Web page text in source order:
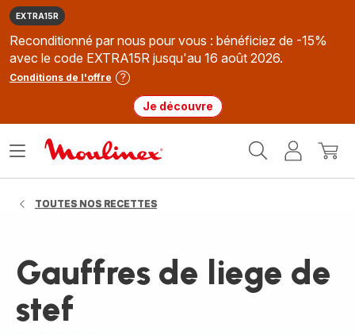
EXTRA15R
Reconditionné par nous pour vous : bénéficiez de -15%
avec le code EXTRA15R jusqu'au 16 août 2026.
Conditions de l'offre
Je découvre
MonMon
Ouvrir
TOUTES NOS RECETTES
Gauffres de liege de
stef